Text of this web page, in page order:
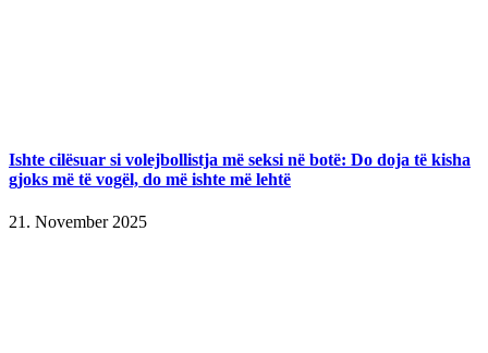
Ishte cilësuar si volejbollistja më seksi në botë: Do doja të kisha
gjoks më të vogël, do më ishte më lehtë
21. November 2025